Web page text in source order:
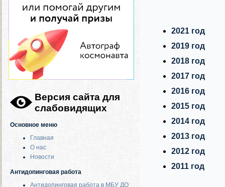
Версия сайта для
слабовидящих
Основное меню
Главная
О нас
Новости
Антидопинговая работа
Антидопинговая работа в МБУ ДО
2021 год
2019 год
2018 год
2017 год
2016 год
2015 год
2014 год
2013 год
2012 год
2011 год